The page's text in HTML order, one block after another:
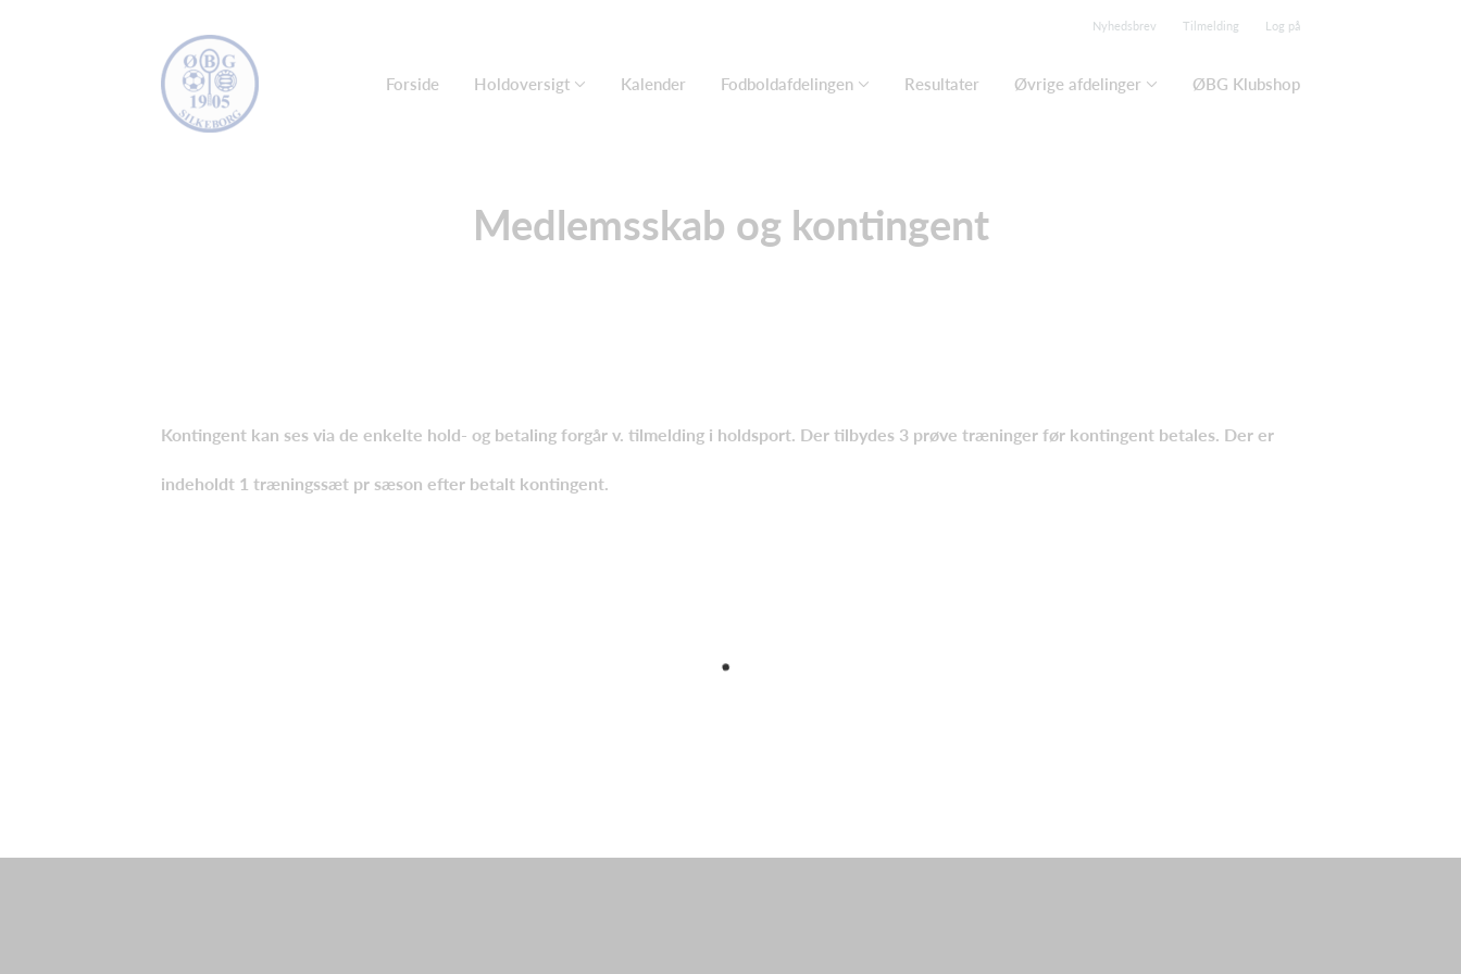
Nyhedsbrev Tilmelding Log på
Forside Holdoversigt Kalender Fodboldafdelingen Resultater Øvrige afdelinger ØBG Klubshop
Medlemsskab og kontingent
Kontingent kan ses via de enkelte hold- og betaling forgår v. tilmelding i holdsport. Der tilbydes 3 prøve træninger før kontingent betales. Der er
indeholdt 1 træningssæt pr sæson efter betalt kontingent.